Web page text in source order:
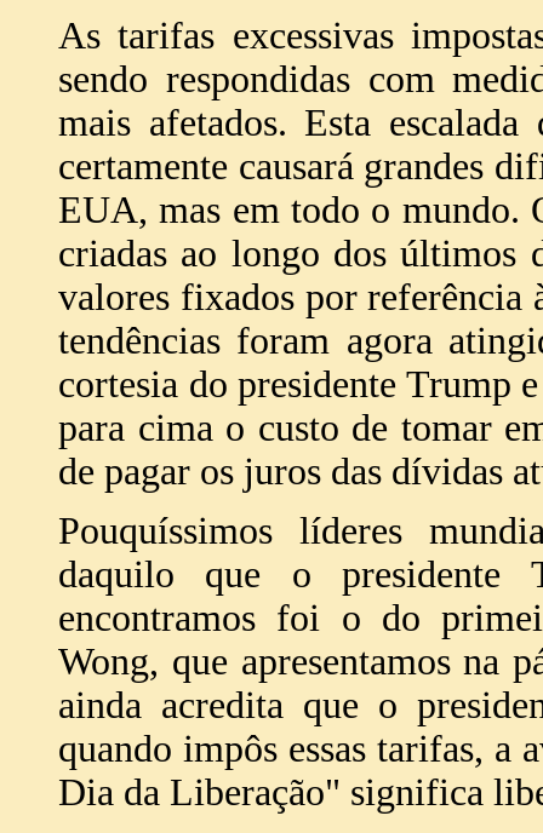
As tarifas excessivas
sendo respondidas com
mais afetados. Esta
certamente causará grandes
EUA, mas em todo o mundo.
criadas ao longo dos últimos
valores fixados por referência
tendências foram agora
cortesia do presidente Trump
para cima o custo de tomar
de pagar os juros das dívidas
Pouquíssimos líderes
daquilo que o
encontramos foi o do
Wong, que apresentamos na
ainda acredita que o
quando impôs essas tarifas, a
Dia da Liberação" significa